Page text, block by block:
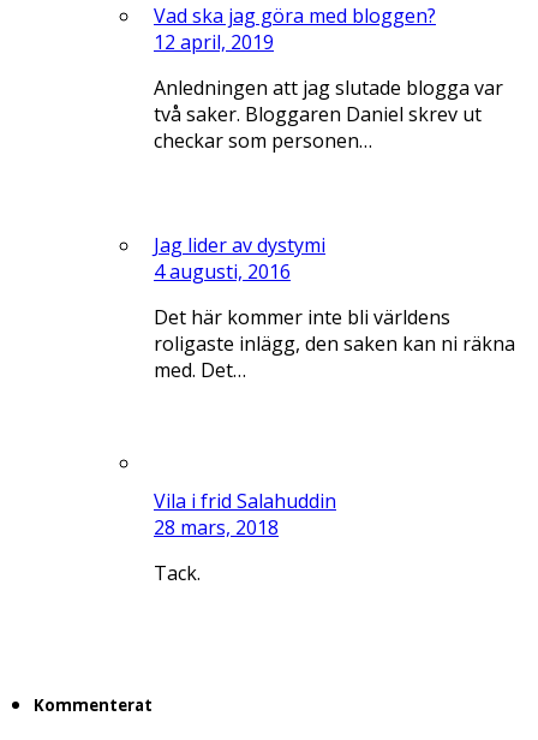
Vad ska jag göra med bloggen?
12 april, 2019
Anledningen att jag slutade blogga var
två saker. Bloggaren Daniel skrev ut
checkar som personen…
Jag lider av dystymi
4 augusti, 2016
Det här kommer inte bli världens
roligaste inlägg, den saken kan ni räkna
med. Det…
Vila i frid Salahuddin
28 mars, 2018
Tack.
Kommenterat